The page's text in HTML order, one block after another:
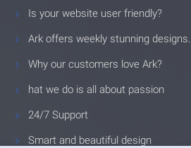
Is your website user friendly?
Ark offers weekly stunning designs.
Why our customers love Ark?
hat we do is all about passion
24/7 Support
Smart and beautiful design